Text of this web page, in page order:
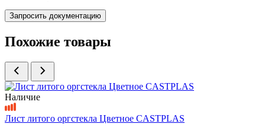
Запросить документацию
Похожие товары
Наличие
Лист литого оргстекла Цветное СASTPLAS